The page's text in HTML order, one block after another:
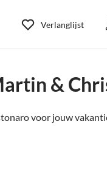
Verlanglijst
&
voor jouw